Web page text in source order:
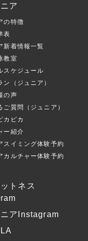
ア
の特徴
表
新着情報一覧
教室
スケジュール
ン（ジュニア）
の声
ご質問（ジュニア）
カピカ
ー紹介
スイミング体験予約
カルチャー体験予約
トネス
ニアInstagram